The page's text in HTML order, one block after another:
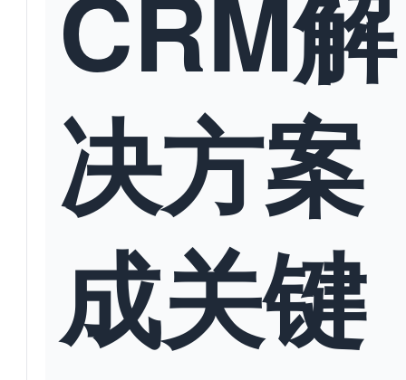
决方案
成关键